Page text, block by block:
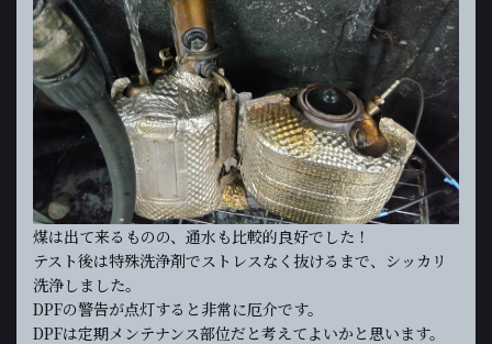
煤は出て来るものの、通水も比較的良好でした！
テスト後は特殊洗浄剤でストレスなく抜けるまで、シッカリ
洗浄しました。
DPFの警告が点灯すると非常に厄介です。
DPFは定期メンテナンス部位だと考えてよいかと思います。